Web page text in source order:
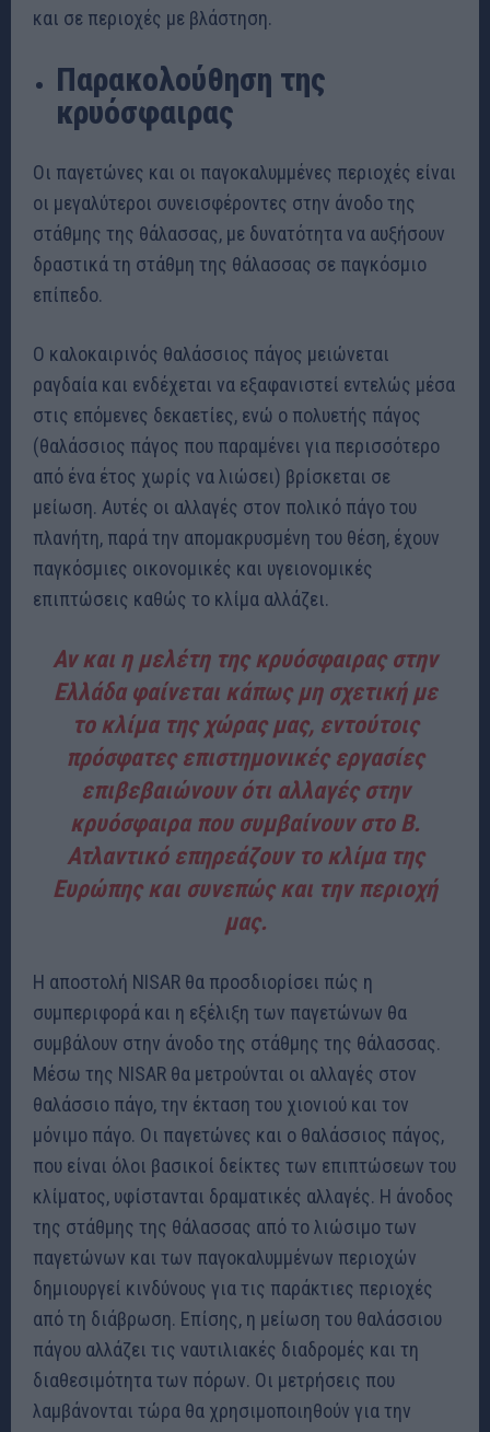
και σε περιοχές με βλάστηση.
Παρακολούθηση της
κρυόσφαιρας
Οι παγετώνες και οι παγοκαλυμμένες περιοχές είναι
οι μεγαλύτεροι συνεισφέροντες στην άνοδο της
στάθμης της θάλασσας, με δυνατότητα να αυξήσουν
δραστικά τη στάθμη της θάλασσας σε παγκόσμιο
επίπεδο.
Ο καλοκαιρινός θαλάσσιος πάγος μειώνεται
ραγδαία και ενδέχεται να εξαφανιστεί εντελώς μέσα
στις επόμενες δεκαετίες, ενώ ο πολυετής πάγος
(θαλάσσιος πάγος που παραμένει για περισσότερο
από ένα έτος χωρίς να λιώσει) βρίσκεται σε
μείωση. Αυτές οι αλλαγές στον πολικό πάγο του
πλανήτη, παρά την απομακρυσμένη του θέση, έχουν
παγκόσμιες οικονομικές και υγειονομικές
επιπτώσεις καθώς το κλίμα αλλάζει.
Αν και η μελέτη της κρυόσφαιρας στην
Ελλάδα φαίνεται κάπως μη σχετική με
το κλίμα της χώρας μας, εντούτοις
πρόσφατες επιστημονικές εργασίες
επιβεβαιώνουν ότι αλλαγές στην
κρυόσφαιρα που συμβαίνουν στο Β.
Ατλαντικό επηρεάζουν το κλίμα της
Ευρώπης και συνεπώς και την περιοχή
μας.
Η αποστολή NISAR θα προσδιορίσει πώς η
συμπεριφορά και η εξέλιξη των παγετώνων θα
συμβάλουν στην άνοδο της στάθμης της θάλασσας.
Μέσω της NISAR θα μετρούνται οι αλλαγές στον
θαλάσσιο πάγο, την έκταση του χιονιού και τον
μόνιμο πάγο. Οι παγετώνες και ο θαλάσσιος πάγος,
που είναι όλοι βασικοί δείκτες των επιπτώσεων του
κλίματος, υφίστανται δραματικές αλλαγές. Η άνοδος
της στάθμης της θάλασσας από το λιώσιμο των
παγετώνων και των παγοκαλυμμένων περιοχών
δημιουργεί κινδύνους για τις παράκτιες περιοχές
από τη διάβρωση. Επίσης, η μείωση του θαλάσσιου
πάγου αλλάζει τις ναυτιλιακές διαδρομές και τη
διαθεσιμότητα των πόρων. Οι μετρήσεις που
λαμβάνονται τώρα θα χρησιμοποιηθούν για την